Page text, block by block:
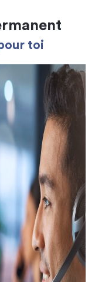
toi